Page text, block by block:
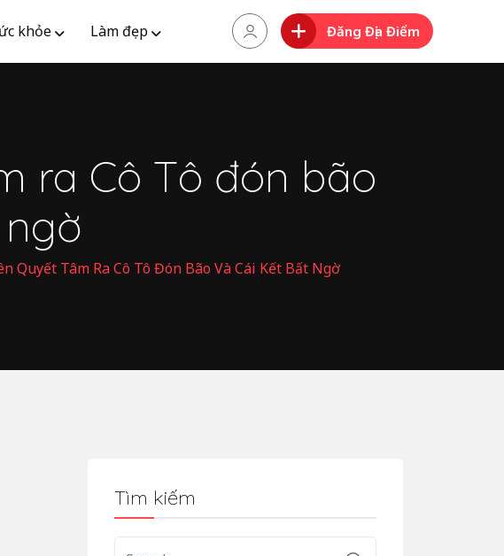
khỏe Làm đẹp Đăng Địa Điểm
ra Cô Tô đón bão
Quyết Tâm Ra Cô Tô Đón Bão Và Cái Kết Bất Ngờ
Tìm kiếm